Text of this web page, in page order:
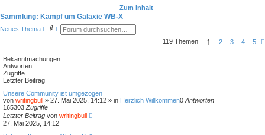
t
e
S
Zum Inhalt
Sammlung: Kampf um Galaxie WB-X
Neues Thema
S E
t
e
S
u
h
e
119 Themen 1 2 3 4 5
Bekanntmachungen
Antworten
Zugriffe
Letzter Beitrag
Unsere Community ist umgezogen
von writingbull » 27. Mai 2025, 14:12 » in Herzlich Willkommen0 Antworten
165303 Zugriffe
Letzter Beitrag von writingbull
27. Mai 2025, 14:12